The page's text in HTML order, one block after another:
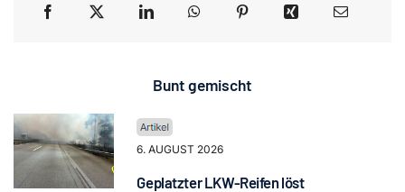
Bunt gemischt
6. AUGUST 2026
Geplatzter LKW-Reifen löst